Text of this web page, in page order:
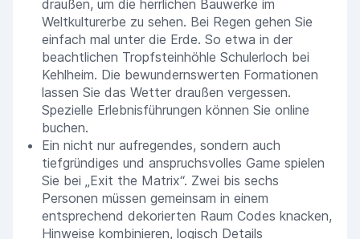
draußen, um die herrlichen Bauwerke im
Weltkulturerbe zu sehen. Bei Regen gehen Sie
einfach mal unter die Erde. So etwa in der
beachtlichen Tropfsteinhöhle Schulerloch bei
Kehlheim. Die bewundernswerten Formationen
lassen Sie das Wetter draußen vergessen.
Spezielle Erlebnisführungen können Sie online
buchen.
Ein nicht nur aufregendes, sondern auch
tiefgründiges und anspruchsvolles Game spielen
Sie bei „Exit the Matrix“. Zwei bis sechs
Personen müssen gemeinsam in einem
entsprechend dekorierten Raum Codes knacken,
Hinweise kombinieren, logisch Details